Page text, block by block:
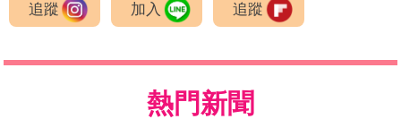
追蹤 加入 追蹤
熱門新聞